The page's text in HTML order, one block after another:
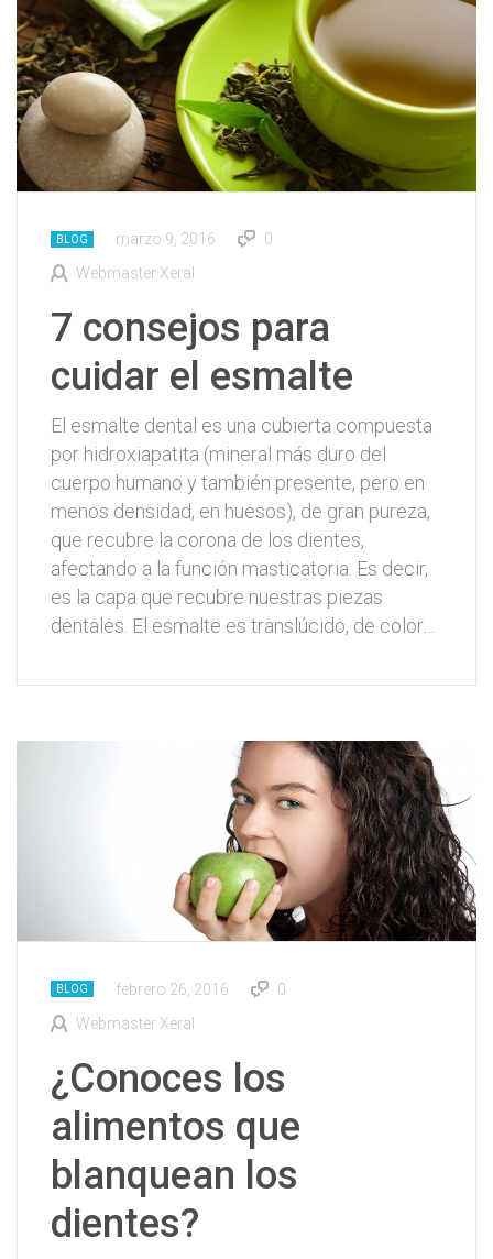
BLOG marzo 9, 2016
0
Webmaster Xeral
7 consejos para
cuidar el esmalte
El esmalte dental es una cubierta compuesta
por hidroxiapatita (mineral más duro del
cuerpo humano y también presente, pero en
menos densidad, en huesos), de gran pureza,
que recubre la corona de los dientes,
afectando a la función masticatoria. Es decir,
es la capa que recubre nuestras piezas
dentales. El esmalte es translúcido, de color…
BLOG febrero 26, 2016
0
Webmaster Xeral
¿Conoces los
alimentos que
blanquean los
dientes?